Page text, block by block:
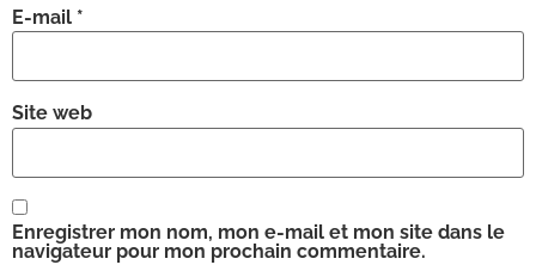
E-mail *
Site web
Enregistrer mon nom, mon e-mail et mon site dans le
navigateur pour mon prochain commentaire.